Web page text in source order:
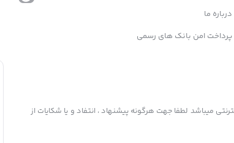
درباره ما
پرداخت امن بانک های رسمی
میباشد لطفا جهت هرگونه پیشنهاد ، انتفاد و یا شکایات از